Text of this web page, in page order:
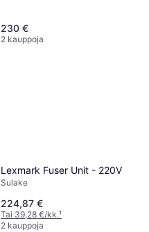
230 €
2 kauppoja
Lexmark Fuser Unit - 220V
Sulake
224,87 €
Tai 39,28 €/kk.¹
2 kauppoja